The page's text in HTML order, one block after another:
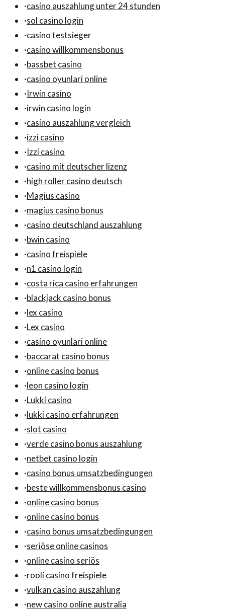
·casino auszahlung unter 24 stunden
·sol casino login
·casino testsieger
·casino willkommensbonus
·bassbet casino
·casino oyunlari online
·Irwin casino
·irwin casino login
·casino auszahlung vergleich
·izzi casino
·Izzi casino
·casino mit deutscher lizenz
·high roller casino deutsch
·Magius casino
·magius casino bonus
·casino deutschland auszahlung
·bwin casino
·casino freispiele
·n1 casino login
·costa rica casino erfahrungen
·blackjack casino bonus
·lex casino
·Lex casino
·casino oyunlari online
·baccarat casino bonus
·online casino bonus
·leon casino login
·Lukki casino
·lukki casino erfahrungen
·slot casino
·verde casino bonus auszahlung
·netbet casino login
·casino bonus umsatzbedingungen
·beste willkommensbonus casino
·online casino bonus
·online casino bonus
·casino bonus umsatzbedingungen
·seriöse online casinos
·online casino seriös
·rooli casino freispiele
·vulkan casino auszahlung
·new casino online australia